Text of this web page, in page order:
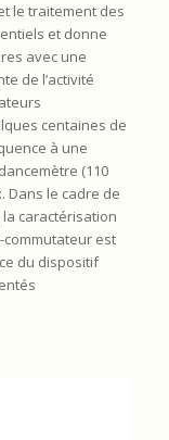
le traitement des
et donne
avec une
de l’activité
centaines de
à une
(110
Dans le cadre de
caractérisation
commutateur est
du dispositif